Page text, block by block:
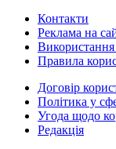
Контакти
Реклама на
Використання
Правила
Договір
Політика у
Угода щодо
Редакція